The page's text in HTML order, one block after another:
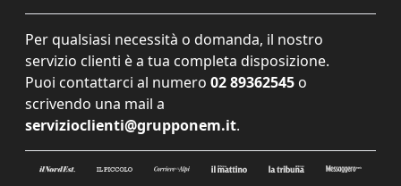
Per qualsiasi necessità o domanda, il nostro
servizio clienti è a tua completa disposizione.
Puoi contattarci al numero 02 89362545 o
scrivendo una mail a
servizioclienti@grupponem.it.